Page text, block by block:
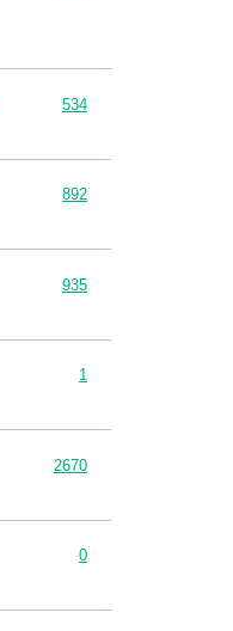
534
892
935
1
2670
0